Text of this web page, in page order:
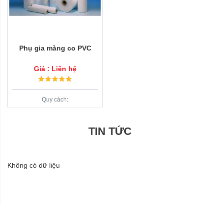
Phụ gia màng co PVC
Giá : Liên hệ
Quy cách:
TIN TỨC
Không có dữ liệu